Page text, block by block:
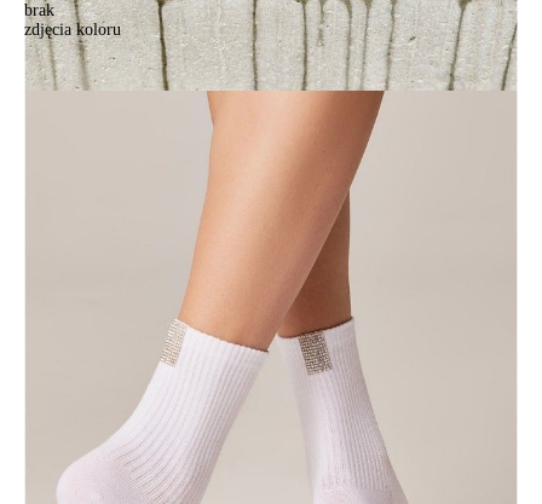
brak
zdjęcia koloru
Skarpetki damskie CE CLASSIC 22С-41СP, r.36-37, 419 biały
Skarpetki damskie CE CLASSIC 22С-41СP, r.36-37, 419 biały
25,90 zł
+
DODAJ DO KOSZYKA
Jak złożyć zamówienie
POWIADOM MNIE O DOSTĘPNOŚCI